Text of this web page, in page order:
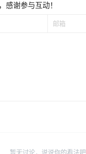
感谢参与互动！
暂无讨论，说说你的看法吧